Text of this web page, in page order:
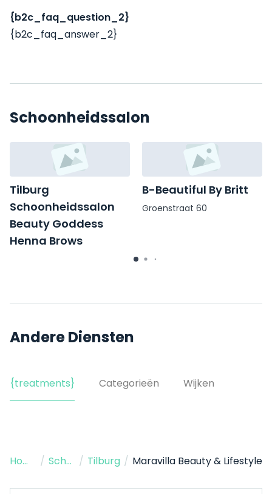
{b2c_faq_question_2}
{b2c_faq_answer_2}
Schoonheidssalon
Tilburg
Schoonheidssalon
Beauty Goddess
Henna Brows
B-Beautiful By Britt
Groenstraat 60
Andere Diensten
{treatments} Categorieën Wijken
Home / Schoonheidssalon / Tilburg / Maravilla Beauty & Lifestyle